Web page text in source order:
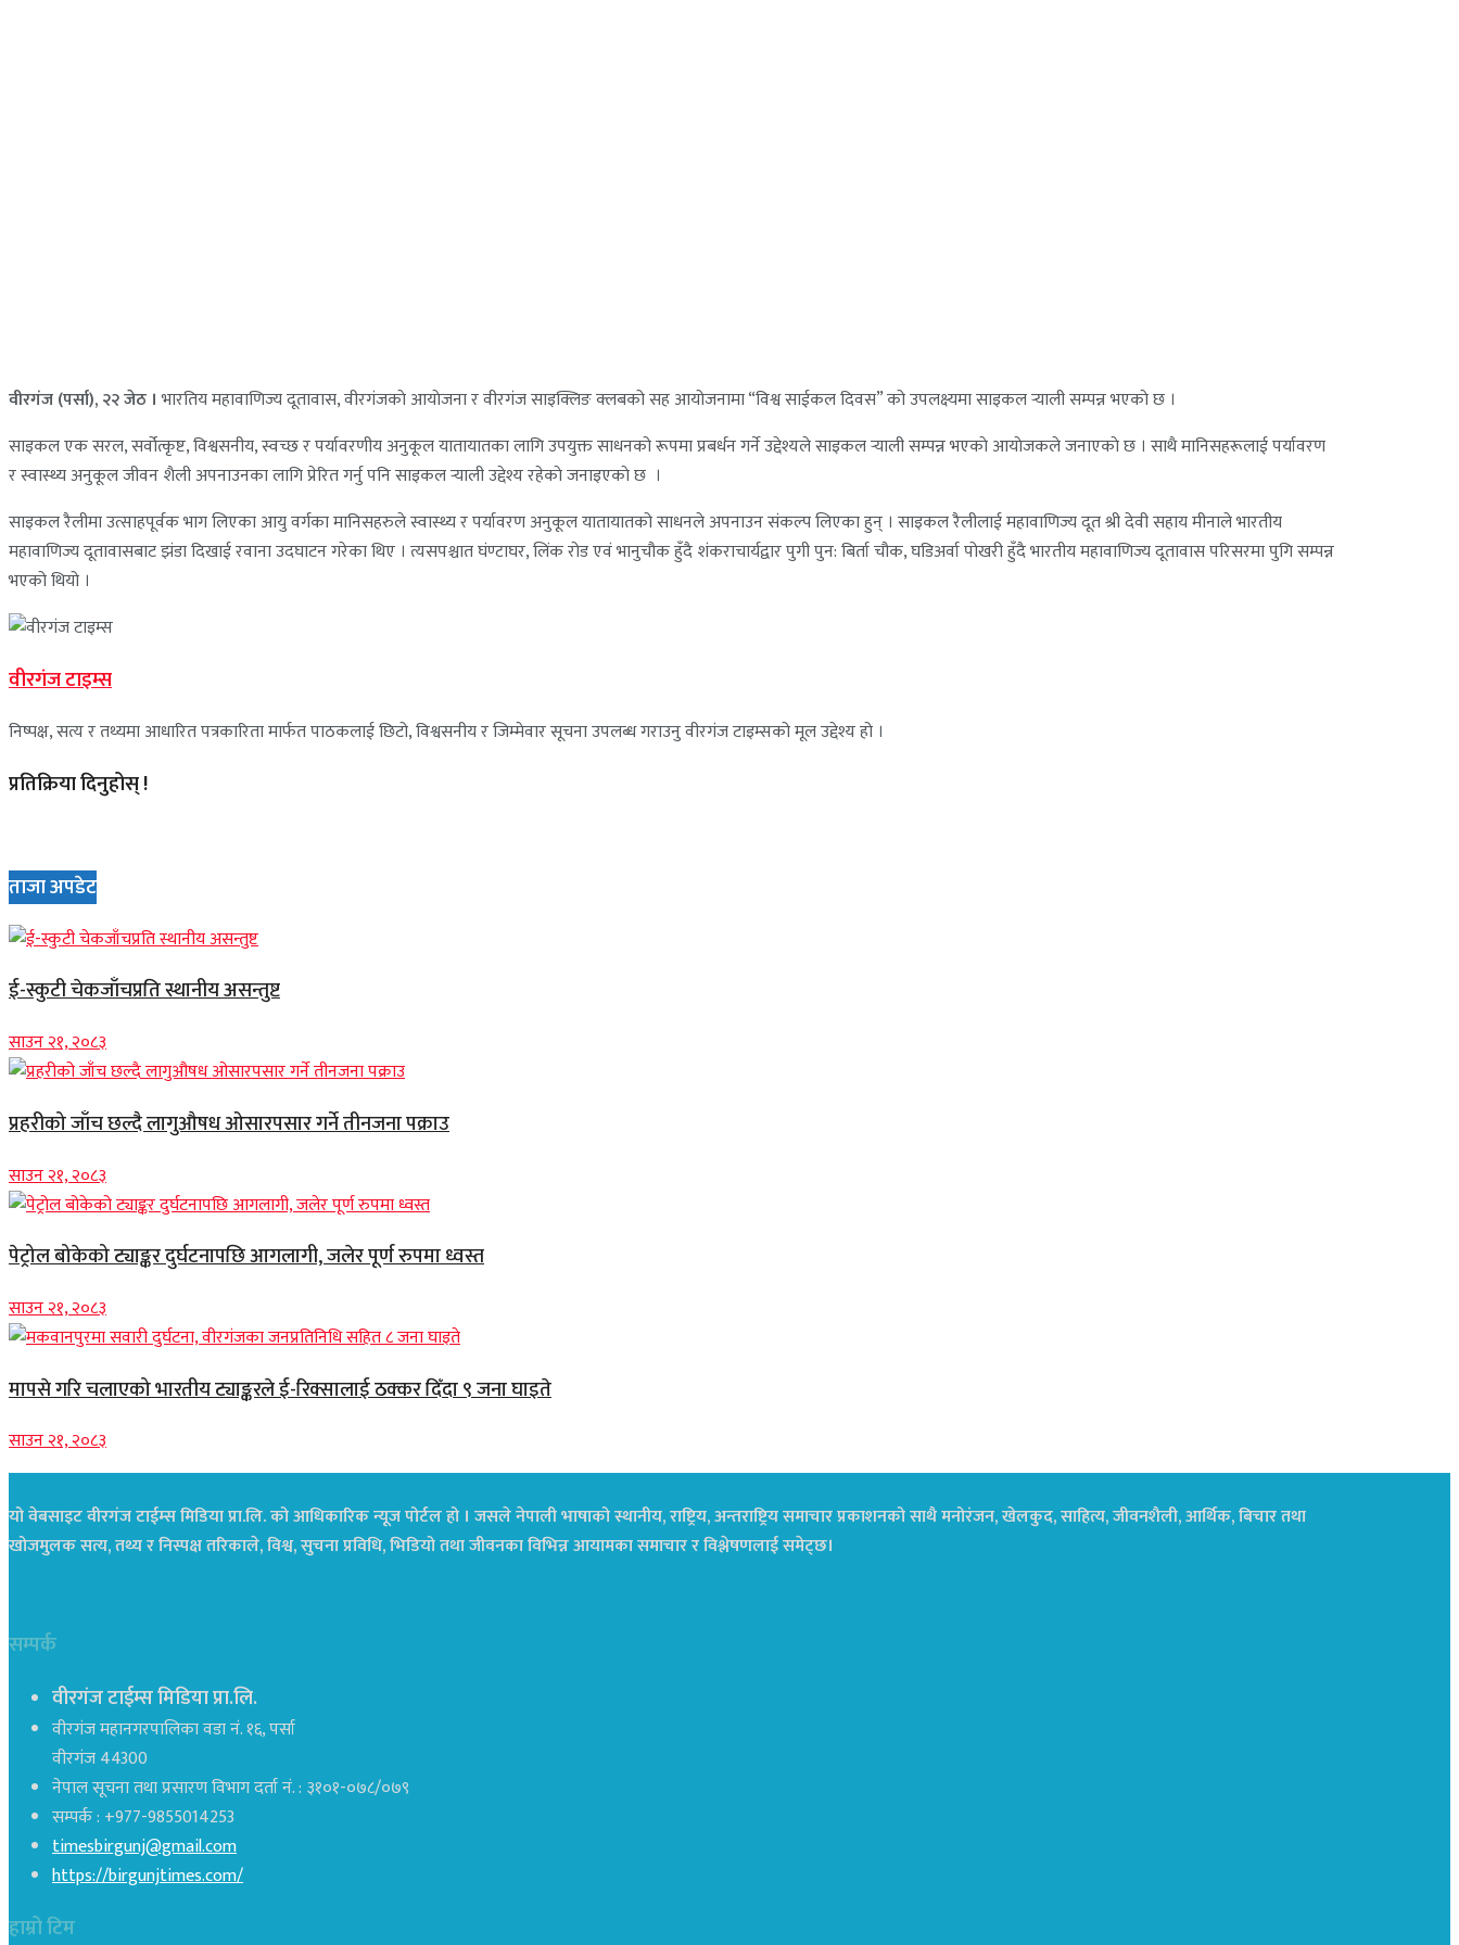
वीरगंज (पर्सा), २२ जेठ ।भारतिय महावाणिज्य दूतावास, वीरगंजकाे आयाेजना र वीरगंज साइक्लिङ क्लबको सह आयोजनामा “विश्व साईकल दिवस” को उपलक्ष्यमा साइकल र्‍याली सम्पन्न भएकाे छ ।
साइकल एक सरल, सर्वोत्कृष्ट, विश्वसनीय, स्वच्छ र पर्यावरणीय अनुकूल यातायातका लागि उपयुक्त साधनको रूपमा प्रबर्धन गर्ने उद्देश्यले साइकल र्‍याली सम्पन्न भएकाे आयाेजकले जनाएकाे छ । साथै मानिसहरूलाई पर्यावरण
र स्वास्थ्य अनुकूल जीवन शैली अपनाउनका लागि प्रेरित गर्नु पनि साइकल र्‍याली उद्देश्य रहेकाे जनाइएकाे छ ।
साइकल रैलीमा उत्साहपूर्वक भाग लिएका आयु वर्गका मानिसहरुले स्वास्थ्य र पर्यावरण अनुकूल यातायातको साधनले अपनाउन संकल्प लिएका हुन् । साइकल रैलीलाई महावाणिज्य दूत श्री देवी सहाय मीनाले भारतीय
महावाणिज्य दूतावासबाट झंडा दिखाई रवाना उदघाटन गरेका थिए । त्यसपश्चात घंण्टाघर, लिंक रोड एवं भानुचौक हुँदै शंकराचार्यद्वार पुगी पुन: बिर्ता चौक, घडिअर्वा पोखरी हुँदै भारतीय महावाणिज्य दूतावास परिसरमा पुगि सम्पन्न
भएको थियो ।
वीरगंज टाइम्स
निष्पक्ष, सत्य र तथ्यमा आधारित पत्रकारिता मार्फत पाठकलाई छिटो, विश्वसनीय र जिम्मेवार सूचना उपलब्ध गराउनु वीरगंज टाइम्सको मूल उद्देश्य हो ।
प्रतिक्रिया दिनुहोस् !
ताजा अपडेट
ई-स्कुटी चेकजाँचप्रति स्थानीय असन्तुष्ट
साउन २१, २०८३
प्रहरीको जाँच छल्दै लागुऔषध ओसारपसार गर्ने तीनजना पक्राउ
साउन २१, २०८३
पेट्रोल बोकेको ट्याङ्कर दुर्घटनापछि आगलागी, जलेर पूर्ण रुपमा ध्वस्त
साउन २१, २०८३
मापसे गरि चलाएको भारतीय ट्याङ्करले ई-रिक्सालाई ठक्कर दिँदा ९ जना घाइते
साउन २१, २०८३
यो वेबसाइट वीरगंज टाईम्स मिडिया प्रा.लि. को आधिकारिक न्यूज पोर्टल हो । जसले नेपाली भाषाको स्थानीय, राष्ट्रिय, अन्तराष्ट्रिय समाचार प्रकाशनको साथै मनोरंजन, खेलकुद, साहित्य, जीवनशैली, आर्थिक, बिचार तथा
खोजमुलक सत्य, तथ्य र निस्पक्ष तरिकाले, विश्व, सुचना प्रविधि, भिडियो तथा जीवनका विभिन्न आयामका समाचार र विश्लेषणलाई समेट्छ।
सम्पर्क
वीरगंज टाईम्स मिडिया प्रा.लि.
वीरगंज महानगरपालिका वडा नं. १६, पर्सा
वीरगंज 44300
नेपाल सूचना तथा प्रसारण विभाग दर्ता नं. : ३१०१-०७८/०७९
सम्पर्क : +977-9855014253
timesbirgunj@gmail.com
https://birgunjtimes.com/
हाम्रो टिम